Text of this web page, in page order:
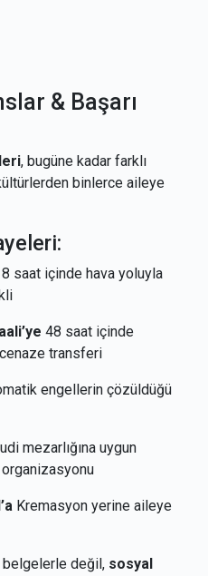
& Başarı
, bugüne kadar farklı
binlerce aileye
saat içinde hava yoluyla
48 saat içinde
transferi
engellerin çözüldüğü
mezarlığına uygun
Kremasyon yerine aileye
belgelerle değil, sosyal